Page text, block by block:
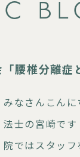
腰椎分離症
みなさんこん
法士の宮崎です
院ではスタッ